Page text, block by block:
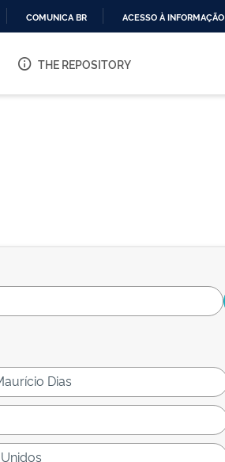
O
COMUNICA BR ACESSO À INFORMAÇÃO
THE REPOSITORY